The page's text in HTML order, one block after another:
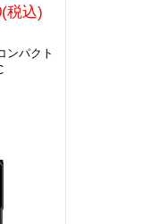
税込)
ンパクト